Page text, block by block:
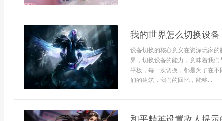
我的世界怎么切换设
设备切换的核心意义在资深玩家
界，切换设备的能力，意味着我
平板，每一次切换，都是为了在
们的建筑，我们的回忆，能够...
和平精英设置敌人提